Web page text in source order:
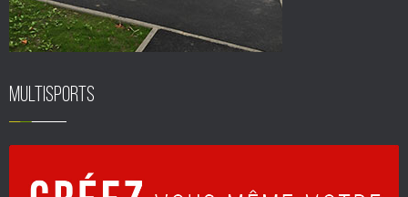
Multisports